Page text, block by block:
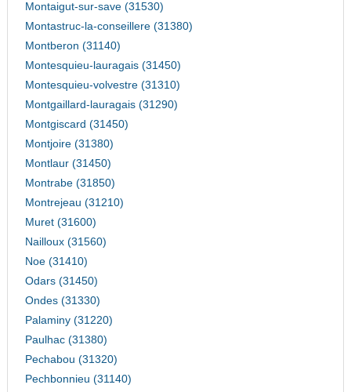
Montaigut-sur-save (31530)
Montastruc-la-conseillere (31380)
Montberon (31140)
Montesquieu-lauragais (31450)
Montesquieu-volvestre (31310)
Montgaillard-lauragais (31290)
Montgiscard (31450)
Montjoire (31380)
Montlaur (31450)
Montrabe (31850)
Montrejeau (31210)
Muret (31600)
Nailloux (31560)
Noe (31410)
Odars (31450)
Ondes (31330)
Palaminy (31220)
Paulhac (31380)
Pechabou (31320)
Pechbonnieu (31140)